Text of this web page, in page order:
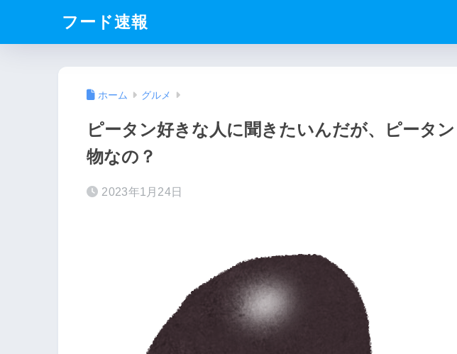
フード速報
ホーム グルメ
ピータン好きな人に聞きたいんだが、ピータ
物なの？
2023年1月24日